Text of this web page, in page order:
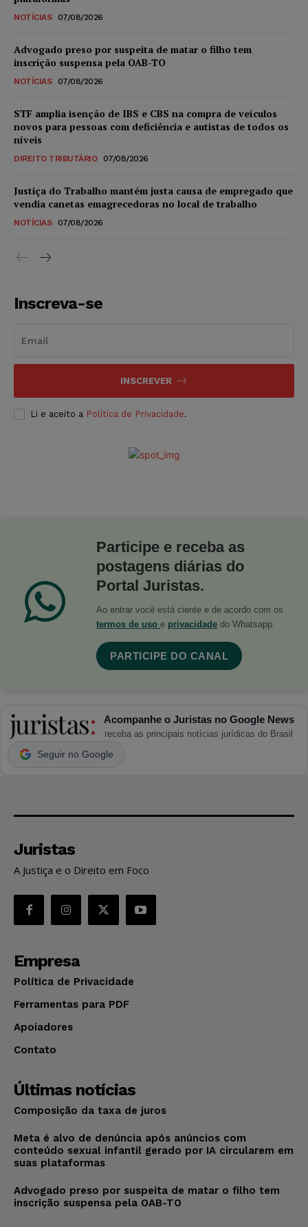
NOTÍCIAS 07/08/2026
Advogado preso por suspeita de matar o filho tem
inscrição suspensa pela OAB-TO
NOTÍCIAS 07/08/2026
STF amplia isenção de IBS e CBS na compra de veículos
novos para pessoas com deficiência e autistas de todos os
níveis
DIREITO TRIBUTÁRIO 07/08/2026
Justiça do Trabalho mantém justa causa de empregado que
vendia canetas emagrecedoras no local de trabalho
NOTÍCIAS 07/08/2026
Inscreva-se
INSCREVER
Li e aceito a Política de Privacidade.
Participe e receba as
postagens diárias do
Portal Juristas.
Ao entrar você está ciente e de acordo com os
termos de uso e privacidade do Whatsapp.
PARTICIPE DO CANAL
Acompanhe o Juristas no Google News
receba as principais notícias jurídicas do Brasil
Seguir no Google
Juristas
A Justiça e o Direito em Foco
Empresa
Política de Privacidade
Ferramentas para PDF
Apoiadores
Contato
Últimas notícias
Composição da taxa de juros
Meta é alvo de denúncia após anúncios com
conteúdo sexual infantil gerado por IA circularem em
suas plataformas
Advogado preso por suspeita de matar o filho tem
inscrição suspensa pela OAB-TO